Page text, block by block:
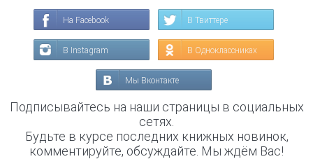
На Facebook В Твиттере
В Instagram В Одноклассниках
Мы Вконтакте
Подписывайтесь на наши страницы в социальных
сетях.
Будьте в курсе последних книжных новинок,
комментируйте, обсуждайте. Мы ждём Вас!